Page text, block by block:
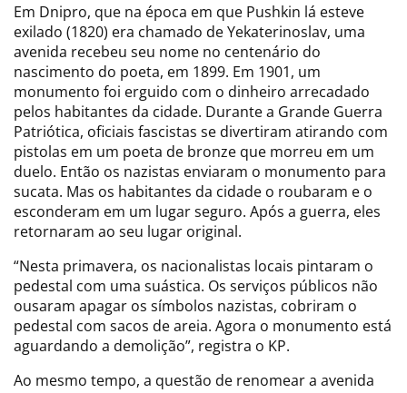
Em Dnipro, que na época em que Pushkin lá esteve
exilado (1820) era chamado de Yekaterinoslav, uma
avenida recebeu seu nome no centenário do
nascimento do poeta, em 1899. Em 1901, um
monumento foi erguido com o dinheiro arrecadado
pelos habitantes da cidade. Durante a Grande Guerra
Patriótica, oficiais fascistas se divertiram atirando com
pistolas em um poeta de bronze que morreu em um
duelo. Então os nazistas enviaram o monumento para
sucata. Mas os habitantes da cidade o roubaram e o
esconderam em um lugar seguro. Após a guerra, eles
retornaram ao seu lugar original.
“Nesta primavera, os nacionalistas locais pintaram o
pedestal com uma suástica. Os serviços públicos não
ousaram apagar os símbolos nazistas, cobriram o
pedestal com sacos de areia. Agora o monumento está
aguardando a demolição”, registra o KP.
Ao mesmo tempo, a questão de renomear a avenida